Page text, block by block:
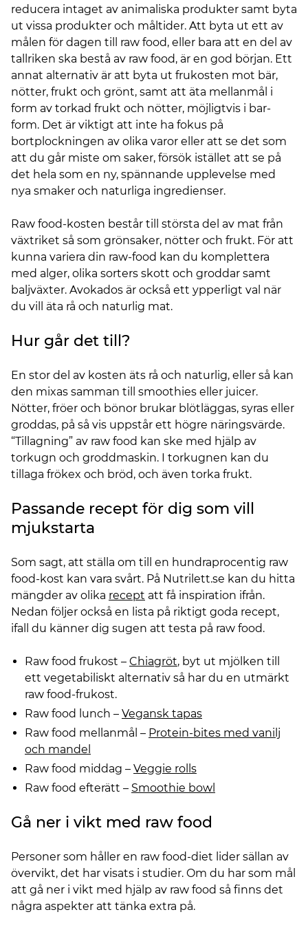
reducera intaget av animaliska produkter samt byta
ut vissa produkter och måltider. Att byta ut ett av
målen för dagen till raw food, eller bara att en del av
tallriken ska bestå av raw food, är en god början. Ett
annat alternativ är att byta ut frukosten mot bär,
nötter, frukt och grönt, samt att äta mellanmål i
form av torkad frukt och nötter, möjligtvis i bar-
form. Det är viktigt att inte ha fokus på
bortplockningen av olika varor eller att se det som
att du går miste om saker, försök istället att se på
det hela som en ny, spännande upplevelse med
nya smaker och naturliga ingredienser.
Raw food-kosten består till största del av mat från
växtriket så som grönsaker, nötter och frukt. För att
kunna variera din raw-food kan du komplettera
med alger, olika sorters skott och groddar samt
baljväxter. Avokados är också ett ypperligt val när
du vill äta rå och naturlig mat.
Hur går det till?
En stor del av kosten äts rå och naturlig, eller så kan
den mixas samman till smoothies eller juicer.
Nötter, fröer och bönor brukar blötläggas, syras eller
groddas, på så vis uppstår ett högre näringsvärde.
“Tillagning” av raw food kan ske med hjälp av
torkugn och groddmaskin. I torkugnen kan du
tillaga frökex och bröd, och även torka frukt.
Passande recept för dig som vill
mjukstarta
Som sagt, att ställa om till en hundraprocentig raw
food-kost kan vara svårt. På Nutrilett.se kan du hitta
mängder av olika recept att få inspiration ifrån.
Nedan följer också en lista på riktigt goda recept,
ifall du känner dig sugen att testa på raw food.
Raw food frukost – Chiagröt, byt ut mjölken till
ett vegetabiliskt alternativ så har du en utmärkt
raw food-frukost.
Raw food lunch – Vegansk tapas
Raw food mellanmål – Protein-bites med vanilj
och mandel
Raw food middag – Veggie rolls
Raw food efterätt – Smoothie bowl
Gå ner i vikt med raw food
Personer som håller en raw food-diet lider sällan av
övervikt, det har visats i studier. Om du har som mål
att gå ner i vikt med hjälp av raw food så finns det
några aspekter att tänka extra på.